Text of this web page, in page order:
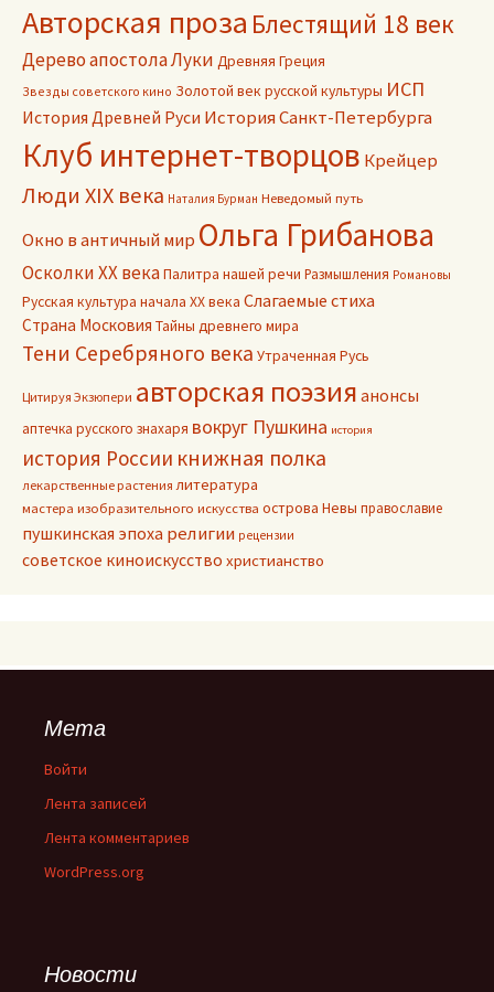
Авторская проза Блестящий 18 век
Дерево апостола Луки Древняя Греция
Звезды советского кино Золотой век русской культуры ИСП
История Древней Руси История Санкт-Петербурга
Клуб интернет-творцов Крейцер
Люди XIX века Наталия Бурман Неведомый путь
Окно в античный мир Ольга Грибанова
Осколки ХХ векаПалитра нашей речи Размышления Романовы
Русская культура начала ХХ века Слагаемые стиха
Страна Московия Тайны древнего мира
Тени Серебряного века Утраченная Русь
Цитируя Экзюпери авторская поэзия анонсы
аптечка русского знахаря вокруг Пушкина история
история России книжная полка
лекарственные растения литература
мастера изобразительного искусства острова Невы православие
пушкинская эпоха религии рецензии
советское киноискусство христианство
Мета
Войти
Лента записей
Лента комментариев
WordPress.org
Новости